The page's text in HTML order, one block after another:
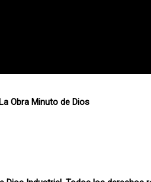
Obra Minuto de Dios